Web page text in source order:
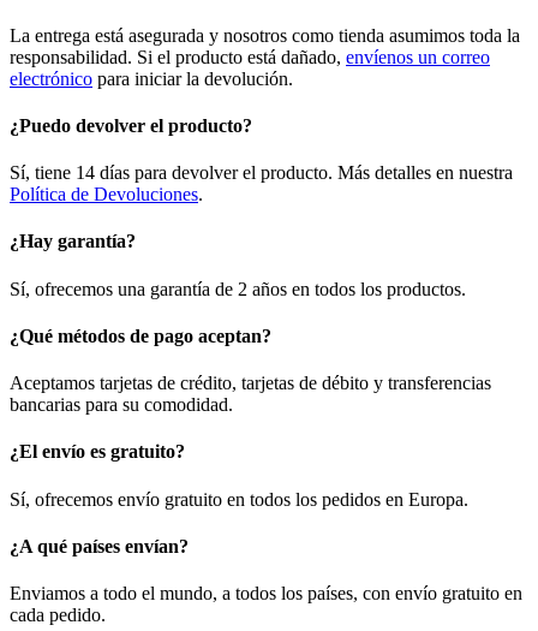
La entrega está asegurada y nosotros como tienda asumimos toda la
responsabilidad. Si el producto está dañado, envíenos un correo
electrónico para iniciar la devolución.
¿Puedo devolver el producto?
Sí, tiene 14 días para devolver el producto. Más detalles en nuestra
Política de Devoluciones.
¿Hay garantía?
Sí, ofrecemos una garantía de 2 años en todos los productos.
¿Qué métodos de pago aceptan?
Aceptamos tarjetas de crédito, tarjetas de débito y transferencias
bancarias para su comodidad.
¿El envío es gratuito?
Sí, ofrecemos envío gratuito en todos los pedidos en Europa.
¿A qué países envían?
Enviamos a todo el mundo, a todos los países, con envío gratuito en
cada pedido.